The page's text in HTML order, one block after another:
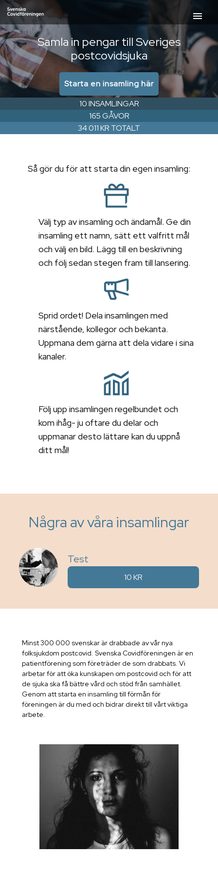
menu
Samla in pengar till Sveriges
postcovidsjuka
Starta en insamling här
10 INSAMLINGAR
165 GÅVOR
34 011 KR TOTALT
Så gör du för att starta din egen insamling:
Välj typ av insamling och ändamål. Ge din
insamling ett namn, sätt ett valfritt mål
och välj en bild. Lägg till en beskrivning
och följ sedan stegen fram till lansering.
Sprid ordet! Dela insamlingen med
närstående, kollegor och bekanta.
Uppmana dem gärna att dela vidare i sina
kanaler.
Följ upp insamlingen regelbundet och
kom ihåg- ju oftare du delar och
uppmanar desto lättare kan du uppnå
ditt mål!
Några av våra insamlingar
Test
10 KR
Minst 300 000 svenskar är drabbade av vår nya
folksjukdom postcovid. Svenska Covidföreningen är en
patientförening som företräder de som drabbats. Vi
arbetar för att öka kunskapen om postcovid och för att
de sjuka ska få bättre vård och stöd från samhället.
Genom att starta en insamling till förmån för
föreningen är du med och bidrar direkt till vårt viktiga
arbete.